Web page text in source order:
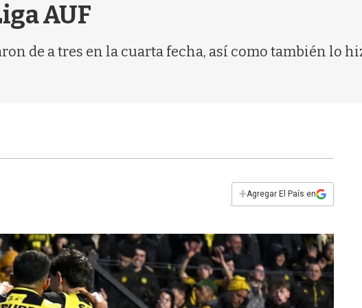
AUF
de a tres en la cuarta fecha, así como también lo
+Agregar El País en